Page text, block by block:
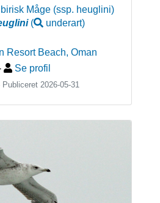
Måge (ssp. heuglini)
( underart)
Resort Beach, Oman
Se profil
Publiceret 2026-05-31